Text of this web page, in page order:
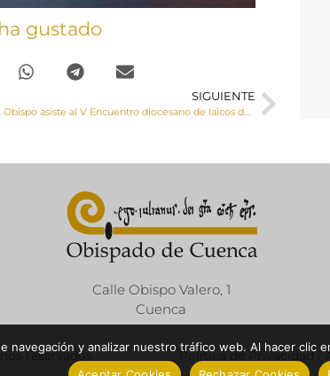
gustado
SIGUIENTE
El Sr. Obispo asiste al V Encuentro diocesano de laicos de Parroquia, “Nuestra identidad como Iglesia”
Calle Obispo Valero, 1
Cuenca
reservados Política de Privacidad /
navegación y analizar nuestro tráfico web. Al hacer